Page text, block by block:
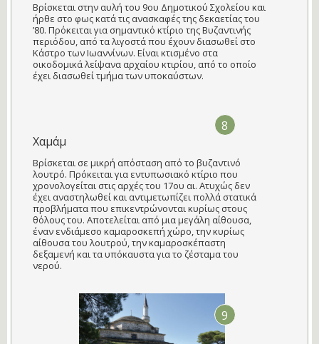
Βρίσκεται στην αυλή του 9ου Δημοτικού Σχολείου και
ήρθε στο φως κατά τις ανασκαφές της δεκαετίας του
’80. Πρόκειται για σημαντικό κτίριο της Βυζαντινής
περιόδου, από τα λιγοστά που έχουν διασωθεί στο
Κάστρο των Ιωαννίνων. Είναι κτισμένο στα
οικοδομικά λείψανα αρχαίου κτιρίου, από το οποίο
έχει διασωθεί τμήμα των υποκαύστων.
8
Χαμάμ
Βρίσκεται σε μικρή απόσταση από το βυζαντινό
λουτρό. Πρόκειται για εντυπωσιακό κτίριο που
χρονολογείται στις αρχές του 17ου αι. Ατυχώς δεν
έχει αναστηλωθεί και αντιμετωπίζει πολλά στατικά
προβλήματα που επικεντρώνονται κυρίως στους
θόλους του. Αποτελείται από μια μεγάλη αίθουσα,
έναν ενδιάμεσο καμαροσκεπή χώρο, την κυρίως
αίθουσα του λουτρού, την καμαροσκέπαστη
δεξαμενή και τα υπόκαυστα για το ζέσταμα του
νερού.
9